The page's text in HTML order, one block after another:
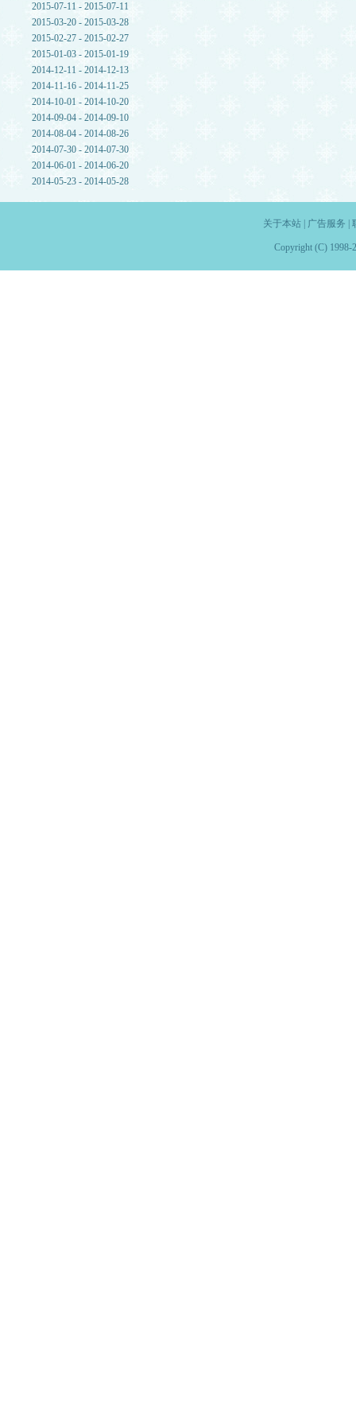
2015-07-11 - 2015-07-11
2015-03-20 - 2015-03-28
2015-02-27 - 2015-02-27
2015-01-03 - 2015-01-19
2014-12-11 - 2014-12-13
2014-11-16 - 2014-11-25
2014-10-01 - 2014-10-20
2014-09-04 - 2014-09-10
2014-08-04 - 2014-08-26
2014-07-30 - 2014-07-30
2014-06-01 - 2014-06-20
2014-05-23 - 2014-05-28
关于本站| 广告服务
Copyright (C) 1998-